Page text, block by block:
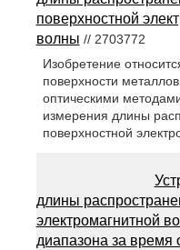
поверхностной
волны // 2703772
Изобретение
поверхности
оптическими
измерения длины
поверхностной
длины
электромагнитной
диапазона за время